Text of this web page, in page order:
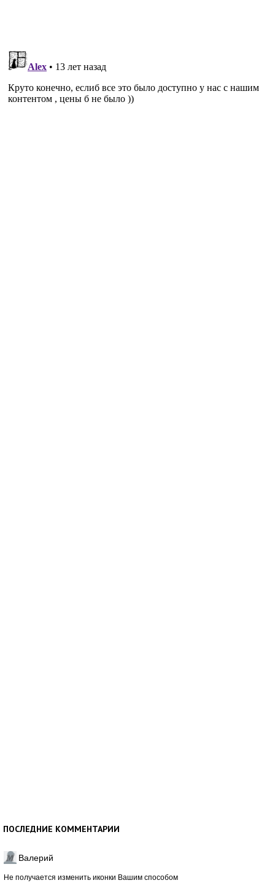
ПОСЛЕДНИЕ КОММЕНТАРИИ
Валерий
Не получается изменить иконки Вашим способом